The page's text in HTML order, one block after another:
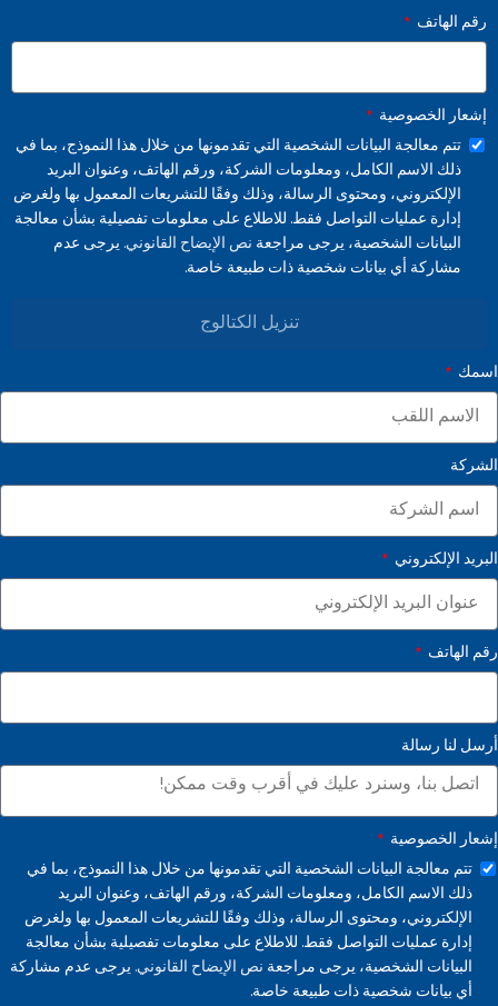
رقم الهاتف
إشعار الخصوصية
تتم معالجة البيانات الشخصية التي تقدمونها من خلال هذا النموذج، بما في
ذلك الاسم الكامل، ومعلومات الشركة، ورقم الهاتف، وعنوان البريد
الإلكتروني، ومحتوى الرسالة، وذلك وفقًا للتشريعات المعمول بها ولغرض
إدارة عمليات التواصل فقط. للاطلاع على معلومات تفصيلية بشأن معالجة
البيانات الشخصية، يرجى مراجعة نص الإيضاح القانوني.يرجى عدم
مشاركة أي بيانات شخصية ذات طبيعة خاصة.
تنزيل الكتالوج
اسمك
الشركة
البريد الإلكتروني
رقم الهاتف
أرسل لنا رسالة
إشعار الخصوصية
تتم معالجة البيانات الشخصية التي تقدمونها من خلال هذا النموذج، بما في
ذلك الاسم الكامل، ومعلومات الشركة، ورقم الهاتف، وعنوان البريد
الإلكتروني، ومحتوى الرسالة، وذلك وفقًا للتشريعات المعمول بها ولغرض
إدارة عمليات التواصل فقط. للاطلاع على معلومات تفصيلية بشأن معالجة
البيانات الشخصية، يرجى مراجعة نص الإيضاح القانوني.يرجى عدم مشاركة
أي بيانات شخصية ذات طبيعة خاصة.